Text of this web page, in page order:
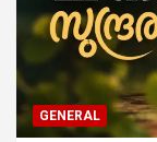
GENERAL